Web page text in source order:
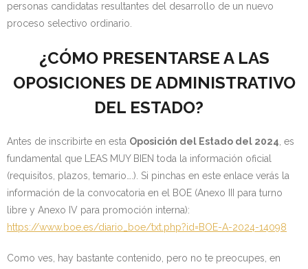
personas candidatas resultantes del desarrollo de un nuevo
proceso selectivo ordinario.
¿CÓMO PRESENTARSE A LAS
OPOSICIONES DE ADMINISTRATIVO
DEL ESTADO?
Antes de inscribirte en esta Oposición del Estado del 2024, es
fundamental que LEAS MUY BIEN toda la información oficial
(requisitos, plazos, temario….). Si pinchas en este enlace verás la
información de la convocatoria en el BOE (Anexo III para turno
libre y Anexo IV para promoción interna):
https://www.boe.es/diario_boe/txt.php?id=BOE-A-2024-14098
Como ves, hay bastante contenido, pero no te preocupes, en